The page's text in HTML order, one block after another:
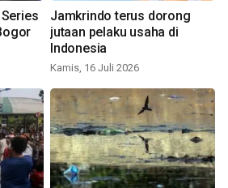
Jamkrindo terus dorong
jutaan pelaku usaha di
Indonesia
Kamis, 16 Juli 2026